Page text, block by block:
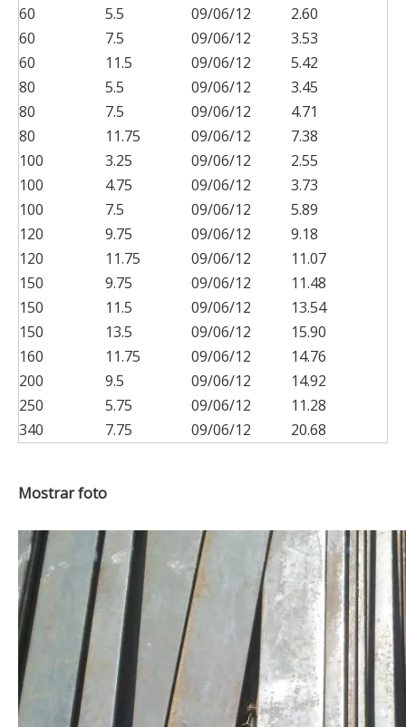
60
5.5 09/06/12
2.60
60
7.5 09/06/12
3.53
60
11.5 09/06/12
5.42
80
5.5 09/06/12
3.45
80
7.5 09/06/12
4.71
80
11.75 09/06/12
7.38
100
3.25 09/06/12
2.55
100
4.75 09/06/12
3.73
100
7.5 09/06/12
5.89
120
9.75 09/06/12
9.18
120
11.75 09/06/12
11.07
150
9.75 09/06/12
11.48
150
11.5 09/06/12
13.54
150
13.5 09/06/12
15.90
160
11.75 09/06/12
14.76
200
9.5 09/06/12
14.92
250
5.75 09/06/12
11.28
340
7.75 09/06/12 20.68
Mostrar foto